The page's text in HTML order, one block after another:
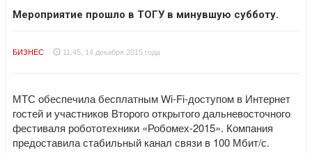
Мероприятие прошло в ТОГУ в минувшую субботу.
БИЗНЕС 11:45, 14 декабря 2015 года
МТС обеспечила бесплатным Wi-Fi-доступом в Интернет
гостей и участников Второго открытого дальневосточного
фестиваля робототехники «Робомех-2015». Компания
предоставила стабильный канал связи в 100 Мбит/с.